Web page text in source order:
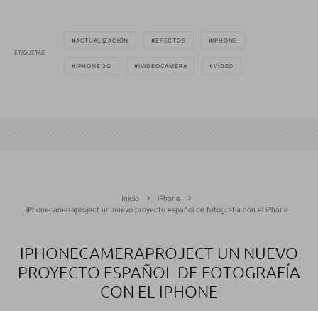
ETIQUETAS
ACTUALIZACIÓN EFECTOS IPHONE
IPHONE 2G IVIDEOCAMERA VÍDEO
Inicio
iPhone
iPhonecameraproject un nuevo proyecto español de fotografía con el iPhone
IPHONECAMERAPROJECT UN NUEVO
PROYECTO ESPAÑOL DE FOTOGRAFÍA
CON EL IPHONE